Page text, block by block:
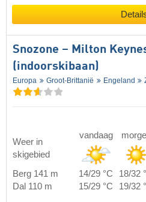
Snozone – Milton
(indoorskibaan)
Europa Groot-Brittanië Engeland
Weer in
skigebied
vandaag
Berg 141 m 14/29 °C 18/32
Dal 110 m
15/29 °C 19/32